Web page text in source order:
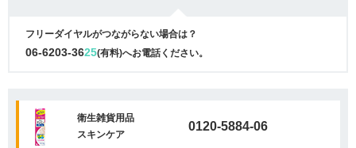
フリーダイヤルがつながらない場合は？
06-6203-3625(有料)へお電話ください。
衛生雑貨用品
スキンケア
0120-5884-06